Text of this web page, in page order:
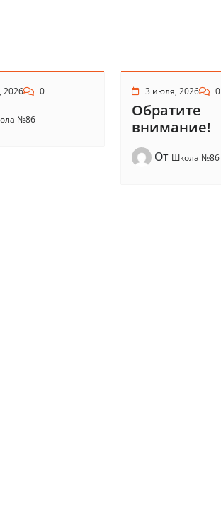
2026 0
№86
3 июля, 2026 0
Обратите
внимание!
От Школа №86